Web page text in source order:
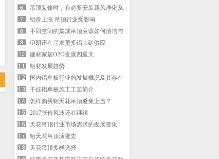
亿元
吊顶装修时，有必要安装新风净化系
统吗？
铝价上涨 吊顶行业受影响
不同空间的集成吊顶应该如何清洁与
保养？
伊朗正在寻求更多铝土矿供应
建材家居O2O发展四重天
铝材发展趋势
国内铝单板行业的发展概况及其存在
的问题
干挂铝单板施工工艺简介
怎样购买铝天花吊顶避免上当？
2017涨价风波还在继续
天花吊顶行业市场需求的发展变化
铝天花吊顶演变史
天花吊顶多样选择